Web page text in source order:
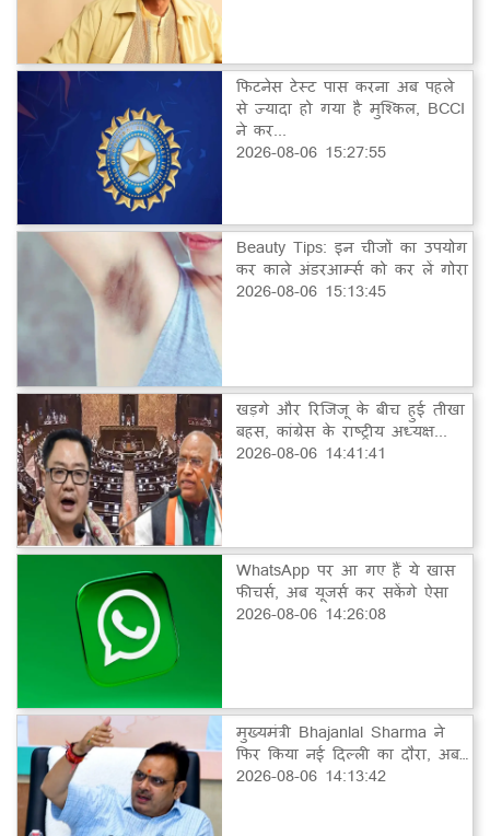
फिटनेस टेस्ट पास करना अब पहले
से ज्यादा हो गया है मुश्किल, BCCI
ने कर...
2026-08-06 15:27:55
Beauty Tips: इन चीजों का उपयोग
कर काले अंडरआर्म्स को कर लें गोरा
2026-08-06 15:13:45
खड़गे और रिजिजू के बीच हुई तीखा
बहस, कांग्रेस के राष्ट्रीय अध्यक्ष...
2026-08-06 14:41:41
WhatsApp पर आ गए हैं ये खास
फीचर्स, अब यूजर्स कर सकेंगे ऐसा
2026-08-06 14:26:08
मुख्यमंत्री Bhajanlal Sharma ने
फिर किया नई दिल्ली का दौरा, अब…
2026-08-06 14:13:42